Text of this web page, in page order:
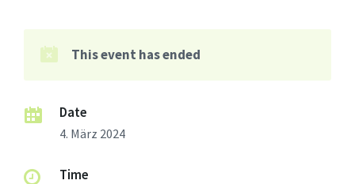
This event has ended
Date
4. März 2024
Time